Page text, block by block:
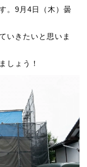
。9月4日（木）曇
いきたいと思いま
しょう！